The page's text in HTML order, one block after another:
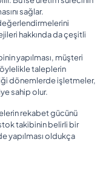
sağlar.
hakkında da çeşitli
yapılması, müşteri
taleplerin
dönemlerde işletmeler,
sahip olur.
rekabet gücünü
takibinin belirli bir
yapılması oldukça